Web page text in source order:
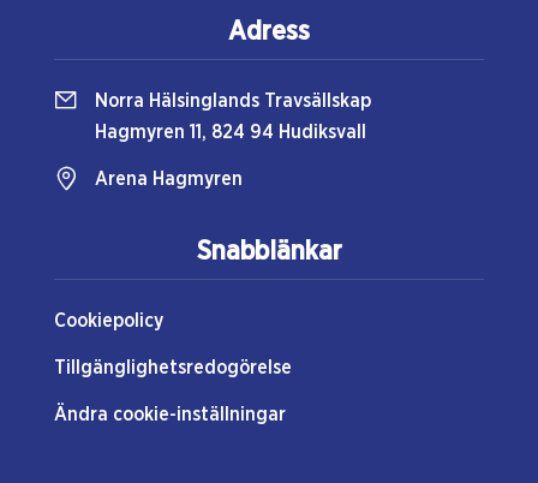
Snabblänkar
Cookiepolicy
Tillgänglighetsredogörelse
Ändra cookie-inställningar
Adress
Norra Hälsinglands Travsällskap
Hagmyren 11, 824 94 Hudiksvall
Arena Hagmyren